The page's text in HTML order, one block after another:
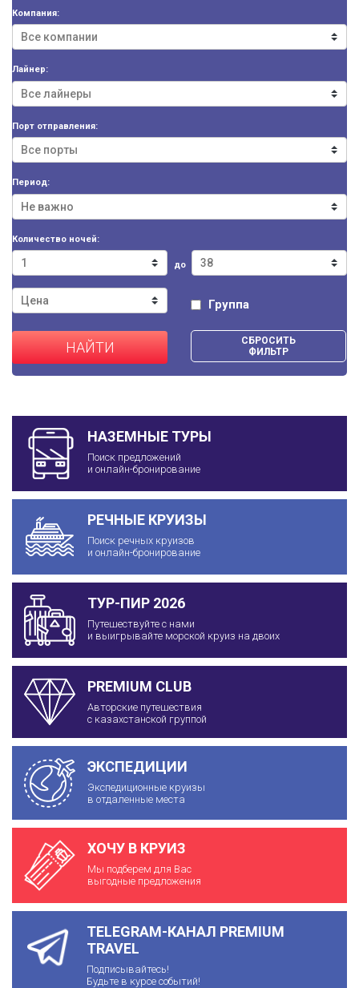
Компания:
Лайнер:
Порт отправления:
Период:
Количество ночей:
до
Группа
НАЙТИ
СБРОСИТЬ
ФИЛЬТР
НАЗЕМНЫЕ ТУРЫ
Поиск предложений
и онлайн-бронирование
РЕЧНЫЕ КРУИЗЫ
Поиск речных круизов
и онлайн-бронирование
ТУР-ПИР 2026
Путешествуйте с нами
и выигрывайте морской круиз на двоих
PREMIUM CLUB
Авторские путешествия
с казахстанской группой
ЭКСПЕДИЦИИ
Экспедиционные круизы
в отдаленные места
ХОЧУ В КРУИЗ
Мы подберем для Вас
выгодные предложения
TELEGRAM-КАНАЛ PREMIUM
TRAVEL
Подписывайтесь!
Будьте в курсе событий!